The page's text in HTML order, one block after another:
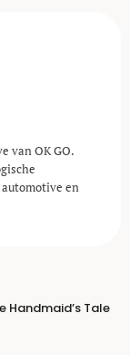
van OK GO.
en
Handmaid’s Tale